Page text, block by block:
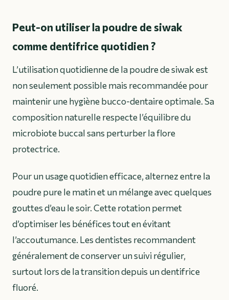
Peut-on utiliser la poudre de siwak
comme dentifrice quotidien ?
L’utilisation quotidienne de la poudre de siwak est
non seulement possible mais recommandée pour
maintenir une hygiène bucco-dentaire optimale. Sa
composition naturelle respecte l’équilibre du
microbiote buccal sans perturber la flore
protectrice.
Pour un usage quotidien efficace, alternez entre la
poudre pure le matin et un mélange avec quelques
gouttes d’eau le soir. Cette rotation permet
d’optimiser les bénéfices tout en évitant
l’accoutumance. Les dentistes recommandent
généralement de conserver un suivi régulier,
surtout lors de la transition depuis un dentifrice
fluoré.